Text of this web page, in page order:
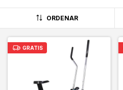
ORDENAR
GRATIS